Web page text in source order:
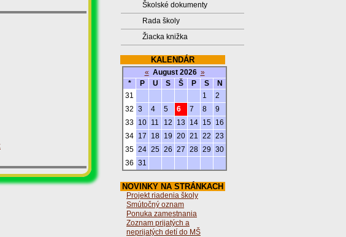
Školské dokumenty
Rada školy
Žiacka knižka
KALENDÁR
« August 2026 »
*
P U S Š P S
N
31
1
2
32 3 4 5 6 7 8
9
33 10 11 12 13 14 15 16
34 17 18 19 20 21 22 23
35 24 25 26 27 28 29 30
36 31
NOVINKY NA STRÁNKACH
Projekt riadenia školy
Smútočný oznam
Ponuka zamestnania
Zoznam prijatých a
neprijatých detí do MŠ